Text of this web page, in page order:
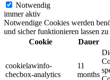
Notwendig
immer aktiv
Notwendige Cookies werden
und sicher funktionieren lassen
Cookie
Dauer
cookielawinfo-
checbox-analytics
11
months